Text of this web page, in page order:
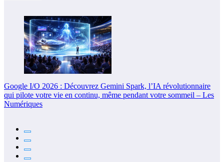
Google I/O 2026 : Découvrez Gemini Spark, l’IA révolutionnaire
qui pilote votre vie en continu, même pendant votre sommeil – Les
Numériques